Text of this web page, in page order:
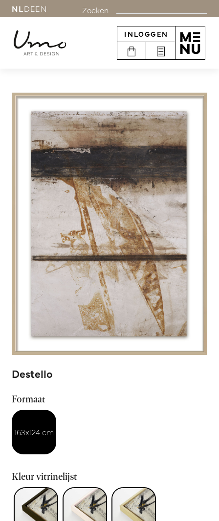
NLDEEN Zoeken
INLOGGEN
Destello
Formaat
163x124 cm
Kleur vitrinelijst